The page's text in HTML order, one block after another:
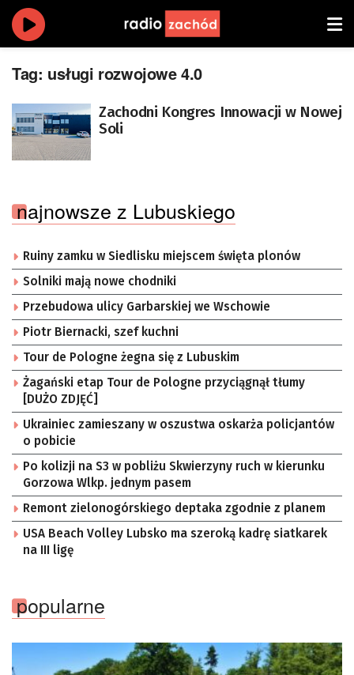
Tag: usługi rozwojowe 4.0
Zachodni Kongres Innowacji w Nowej
Soli
najnowsze z Lubuskiego
Ruiny zamku w Siedlisku miejscem święta plonów
Solniki mają nowe chodniki
Przebudowa ulicy Garbarskiej we Wschowie
Piotr Biernacki, szef kuchni
Tour de Pologne żegna się z Lubuskim
Żagański etap Tour de Pologne przyciągnął tłumy
[DUŻO ZDJĘĆ]
Ukrainiec zamieszany w oszustwa oskarża policjantów
o pobicie
Po kolizji na S3 w pobliżu Skwierzyny ruch w kierunku
Gorzowa Wlkp. jednym pasem
Remont zielonogórskiego deptaka zgodnie z planem
USA Beach Volley Lubsko ma szeroką kadrę siatkarek
na III ligę
popularne